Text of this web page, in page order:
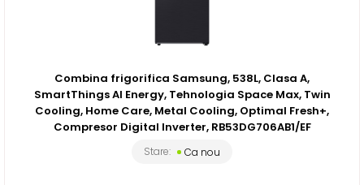
Combina frigorifica Samsung, 538L, Clasa A,
SmartThings AI Energy, Tehnologia Space Max, Twin
Cooling, Home Care, Metal Cooling, Optimal Fresh+,
Compresor Digital Inverter, RB53DG706AB1/EF
Stare: Ca nou